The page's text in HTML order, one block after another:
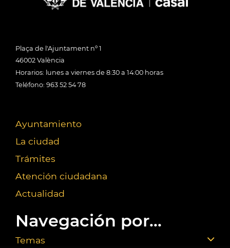
Plaça de l'Ajuntament nº 1
46002 València
Horarios: lunes a viernes de 8:30 a 14:00 horas
Teléfono: 963 52 54 78
Ayuntamiento
La ciudad
Trámites
Atención ciudadana
Actualidad
Navegación por...
Temas